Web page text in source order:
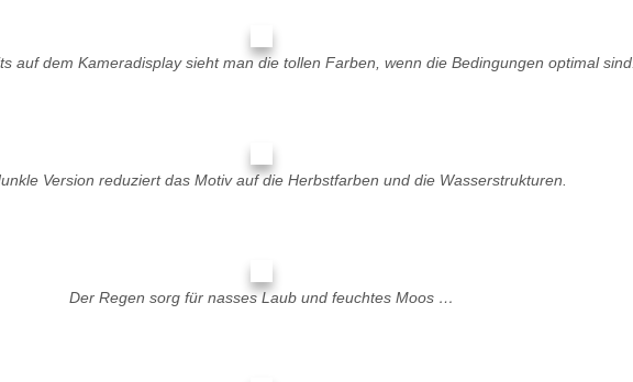
auf dem Kameradisplay sieht man die tollen Farben, wenn die Bedingungen optimal sind.
Version reduziert das Motiv auf die Herbstfarben und die Wasserstrukturen.
Der Regen sorg für nasses Laub und feuchtes Moos …